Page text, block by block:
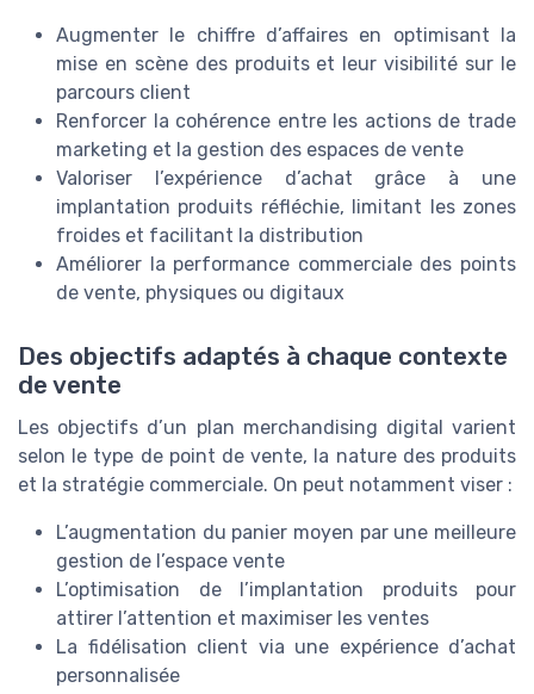
Augmenter le chiffre d’affaires en optimisant la
mise en scène des produits et leur visibilité sur le
parcours client
Renforcer la cohérence entre les actions de trade
marketing et la gestion des espaces de vente
Valoriser l’expérience d’achat grâce à une
implantation produits réfléchie, limitant les zones
froides et facilitant la distribution
Améliorer la performance commerciale des points
de vente, physiques ou digitaux
Des objectifs adaptés à chaque contexte
de vente
Les objectifs d’un plan merchandising digital varient
selon le type de point de vente, la nature des produits
et la stratégie commerciale. On peut notamment viser :
L’augmentation du panier moyen par une meilleure
gestion de l’espace vente
L’optimisation de l’implantation produits pour
attirer l’attention et maximiser les ventes
La fidélisation client via une expérience d’achat
personnalisée